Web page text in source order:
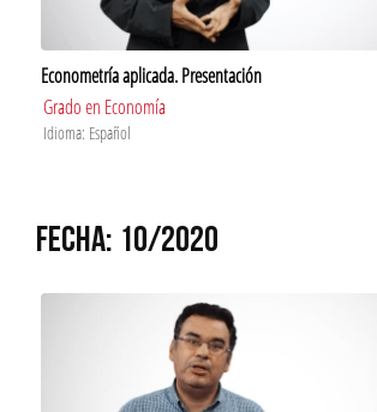
Econometría aplicada. Presentación
Grado en Economía
Idioma: Español
FECHA: 10/2020